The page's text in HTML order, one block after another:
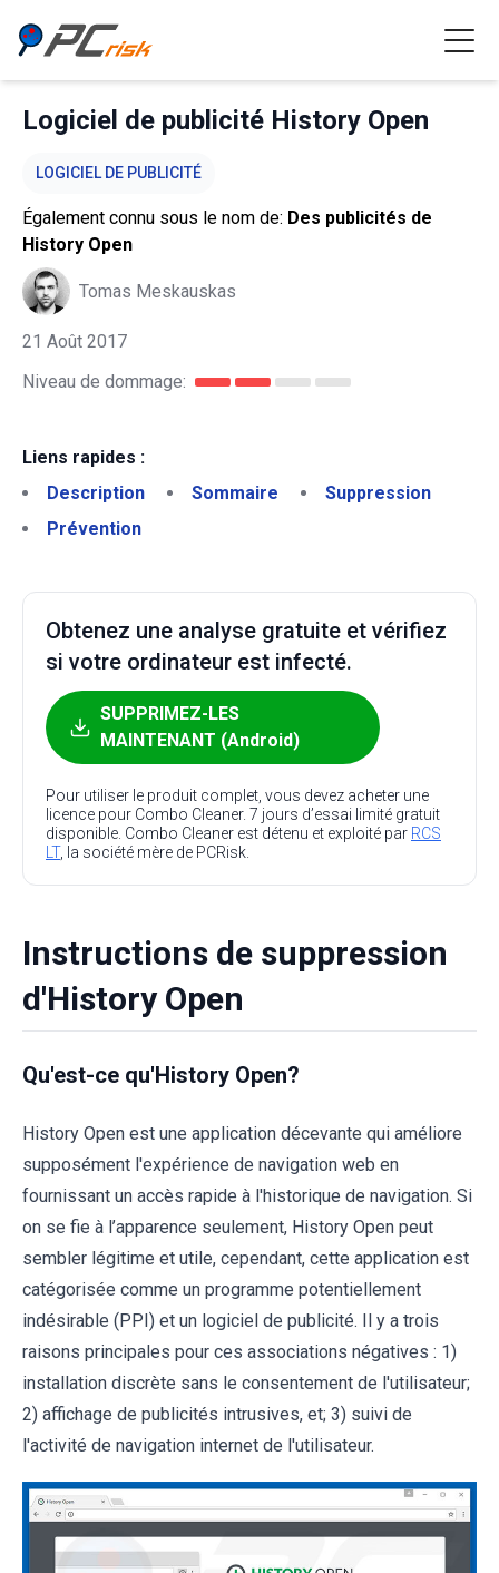
Logiciel de publicité History Open
LOGICIEL DE PUBLICITÉ
Également connu sous le nom de: Des publicités de
History Open
Tomas Meskauskas
21 Août 2017
Niveau de dommage:
Liens rapides :
Description
Sommaire
Suppression
Prévention
Obtenez une analyse gratuite et vérifiez
si votre ordinateur est infecté.
SUPPRIMEZ-LES
MAINTENANT (Android)
Pour utiliser le produit complet, vous devez acheter une
licence pour Combo Cleaner. 7 jours d’essai limité gratuit
disponible. Combo Cleaner est détenu et exploité par RCS
LT, la société mère de PCRisk.
Instructions de suppression
d'History Open
Qu'est-ce qu'History Open?
History Open est une application décevante qui améliore
supposément l'expérience de navigation web en
fournissant un accès rapide à l'historique de navigation. Si
on se fie à l’apparence seulement, History Open peut
sembler légitime et utile, cependant, cette application est
catégorisée comme un programme potentiellement
indésirable (PPI) et un logiciel de publicité. Il y a trois
raisons principales pour ces associations négatives : 1)
installation discrète sans le consentement de l'utilisateur;
2) affichage de publicités intrusives, et; 3) suivi de
l'activité de navigation internet de l'utilisateur.